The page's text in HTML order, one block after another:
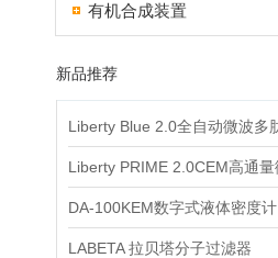
有机合成装置
新品推荐
DA-100KEM数字式液体密度计
LABETA 拉贝塔分子过滤器